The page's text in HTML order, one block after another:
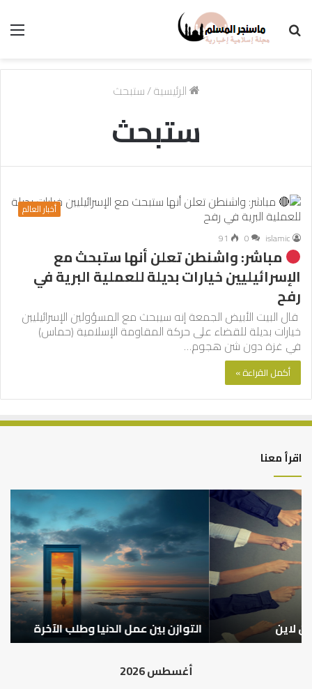
الرئيسية/ستبحث
ستبحث
أخبار العالم
islamic
0
91
مباشر: واشنطن تعلن أنها ستبحث مع
الإسرائيليين خيارات بديلة للعملية البرية في
رفح
قال البيت الأبيض الجمعة إنه سيبحث مع المسؤولين الإسرائيليين
خيارات بديلة للقضاء على حركة المقاومة الإسلامية (حماس)
في غزة دون شن هجوم…
أكمل القراءة »
اقرأ معنا
التوازن
بين
عمل
الدنيا
وطلب
الآخرة
التوازن بين عمل الدنيا وطلب الآخرة
أغسطس 2026